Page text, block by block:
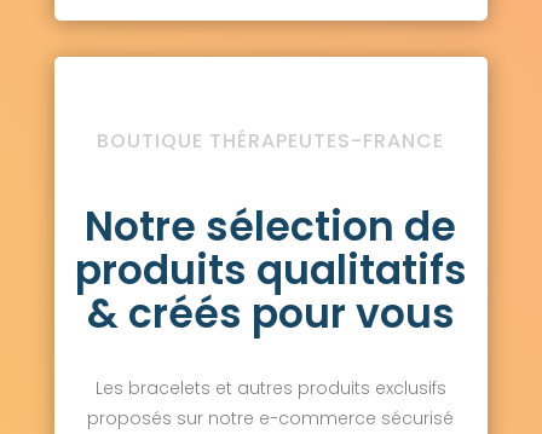
BOUTIQUE THÉRAPEUTES-FRANCE
Notre sélection de
produits qualitatifs
& créés pour vous
Les bracelets et autres produits exclusifs
proposés sur notre e-commerce sécurisé